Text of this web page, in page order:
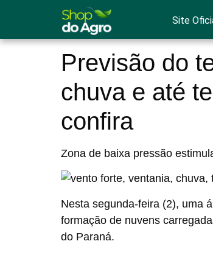
Site
Previsão do
chuva e até
confira
Zona de baixa pressão
Nesta segunda-feira (2), uma
formação de nuvens
do Paraná.